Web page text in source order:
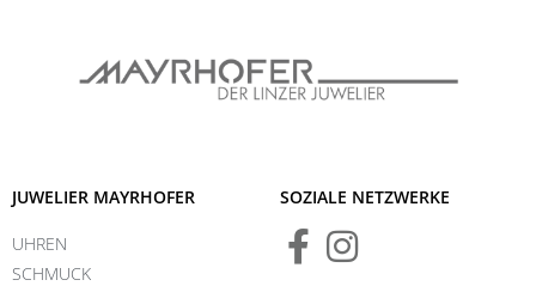
JUWELIER MAYRHOFER
UHREN
SCHMUCK
SOZIALE NETZWERKE